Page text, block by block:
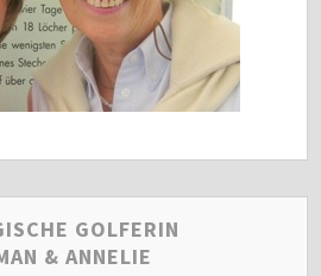
GOLFERIN
& ANNELIE